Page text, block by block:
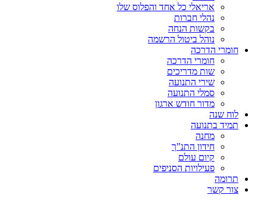
אריאלי כל אחד והפלוס שלו
נהלי חברות
בקשות הנחה
נוהל ביטול הרשמה
חומרי הדרכה
חומרי הדרכה
שות מדריכים
שירי התנועה
סמלי התנועה
מדור חודש ארגון
לוח שנה
תמיד בתנועה
מחנה
חידון התנ”ך
קיום עולם
פעילויות הסניפים
תרומה
צור קשר